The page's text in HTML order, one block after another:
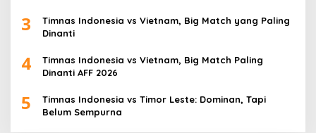
3
Timnas Indonesia vs Vietnam, Big Match yang Paling
Dinanti
4
Timnas Indonesia vs Vietnam, Big Match Paling
Dinanti AFF 2026
5
Timnas Indonesia vs Timor Leste: Dominan, Tapi
Belum Sempurna